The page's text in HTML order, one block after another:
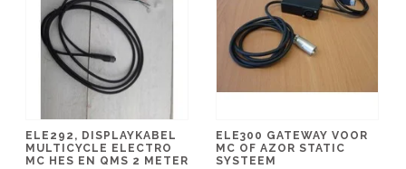
ELE292, DISPLAYKABEL
MULTICYCLE ELECTRO
MC HES EN QMS 2 METER
ELE300 GATEWAY VOOR
MC OF AZOR STATIC
SYSTEEM